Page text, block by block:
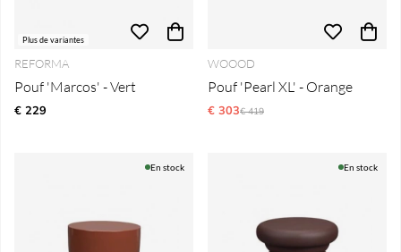
Plus de variantes
REFORMA
Pouf 'Marcos' - Vert
€ 229
WOOOD
Pouf 'Pearl XL' - Orange
€ 303Prix régulier:
€ 419
En stock En stock